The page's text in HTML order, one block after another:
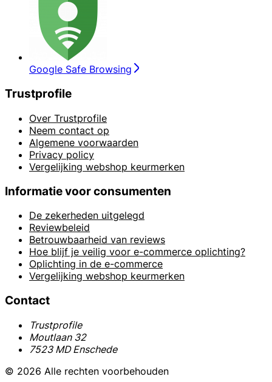
Google Safe Browsing
Trustprofile
Over Trustprofile
Neem contact op
Algemene voorwaarden
Privacy policy
Vergelijking webshop keurmerken
Informatie voor consumenten
De zekerheden uitgelegd
Reviewbeleid
Betrouwbaarheid van reviews
Hoe blijf je veilig voor e-commerce oplichting?
Oplichting in de e-commerce
Vergelijking webshop keurmerken
Contact
Trustprofile
Moutlaan 32
7523 MD Enschede
© 2026 Alle rechten voorbehouden